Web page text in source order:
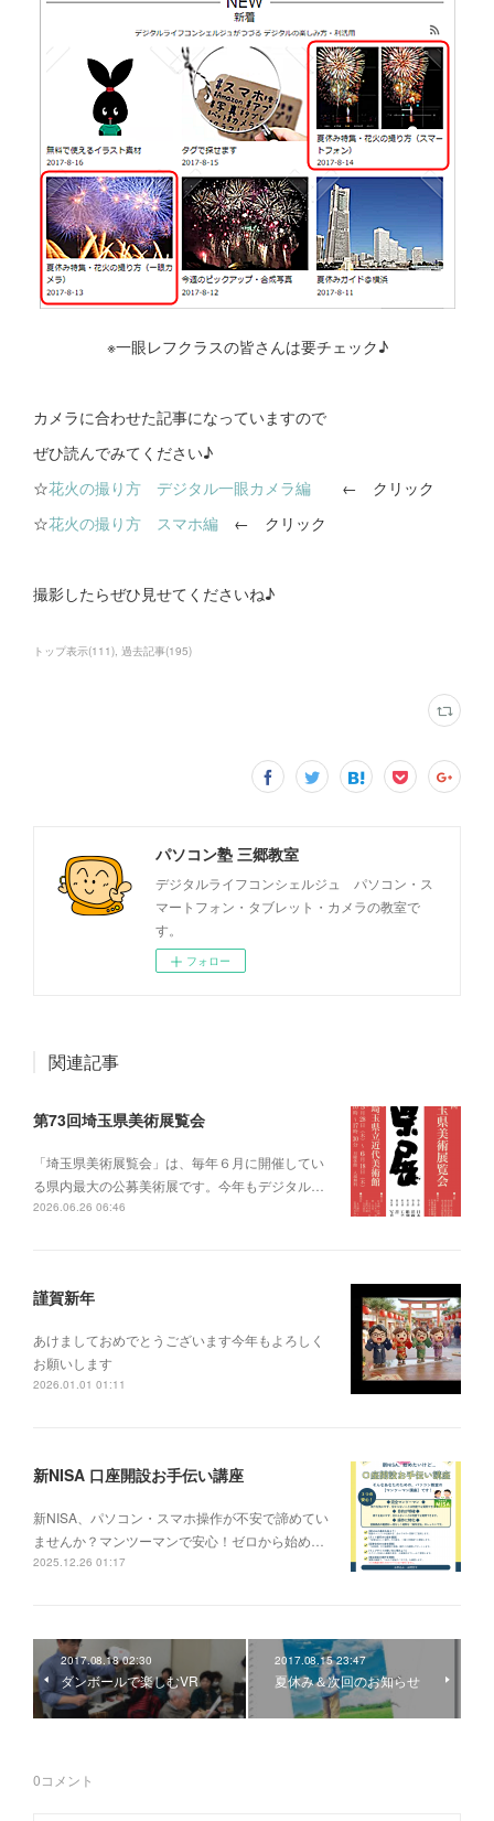
※一眼レフクラスの皆さんは要チェック♪
カメラに合わせた記事になっていますので
ぜひ読んでみてください♪
☆花火の撮り方 デジタル一眼カメラ編
← クリック
☆花火の撮り方 スマホ編 ← クリック
撮影したらぜひ見せてくださいね♪
トップ表示(111) 過去記事(195)
パソコン塾 三郷教室
デジタルライフコンシェルジュ パソコン・ス
マートフォン・タブレット・カメラの教室で
す。
フォロー
関連記事
第73回埼玉県美術展覧会
「埼玉県美術展覧会」は、毎年６月に開催してい
る県内最大の公募美術展です。今年もデジタル…
2026.06.26 06:46
謹賀新年
あけましておめでとうございます今年もよろしく
お願いします
2026.01.01 01:11
新NISA 口座開設お手伝い講座
新NISA、パソコン・スマホ操作が不安で諦めてい
ませんか？マンツーマンで安心！ゼロから始め…
2025.12.26 01:17
2017.08.18 02:30
ダンボールで楽しむVR
2017.08.15 23:47
夏休み＆次回のお知らせ
0コメント